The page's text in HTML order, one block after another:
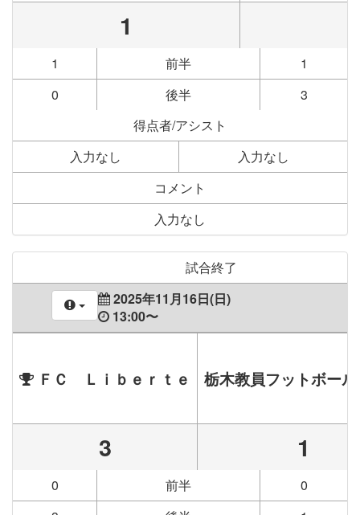
1
1 前半
1
0
後半
3
得点者/アシスト
入力なし
入力なし
コメント
入力なし
試合終了
2025年11月16日(日)
13:00〜
ＦＣ Ｌｉｂｅｒｔｅ 栃木教員フットボー
3 1
0 前半
0